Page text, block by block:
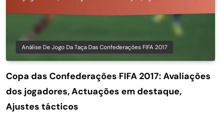
Análise De Jogo Da Taça Das Confederações FIFA 2017
Copa das Confederações FIFA 2017: Avaliações
dos jogadores, Actuações em destaque,
Ajustes tácticos